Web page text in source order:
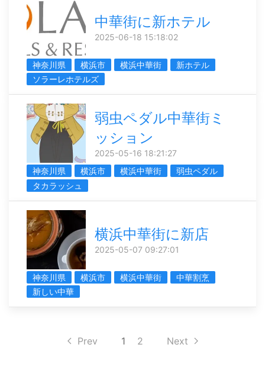
中華街に新ホテル
2025-06-18 15:18:02
神奈川県 横浜市 横浜中華街
新ホテル
ソラーレホテルズ
弱虫ペダル中華街ミ
ッション
2025-05-16 18:21:27
神奈川県
横浜市 横浜中華街
弱虫ペダル
タカラッシュ
横浜中華街に新店
2025-05-07 09:27:01
神奈川県 横浜市 横浜中華街
中華割烹
新しい中華
Prev 1 2 Next